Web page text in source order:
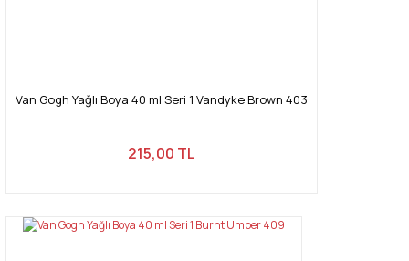
Van Gogh Yağlı Boya 40 ml Seri 1 Vandyke Brown 403
215,00 TL